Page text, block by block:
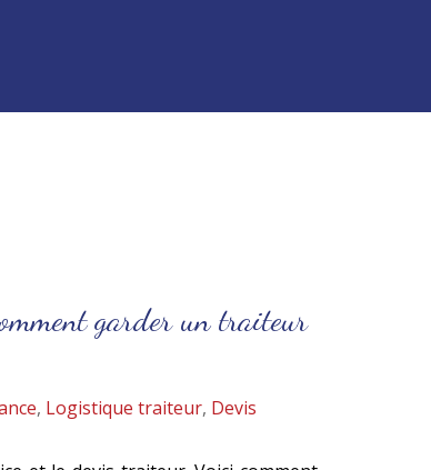
garder un traiteur
, Logistique traiteur, Devis